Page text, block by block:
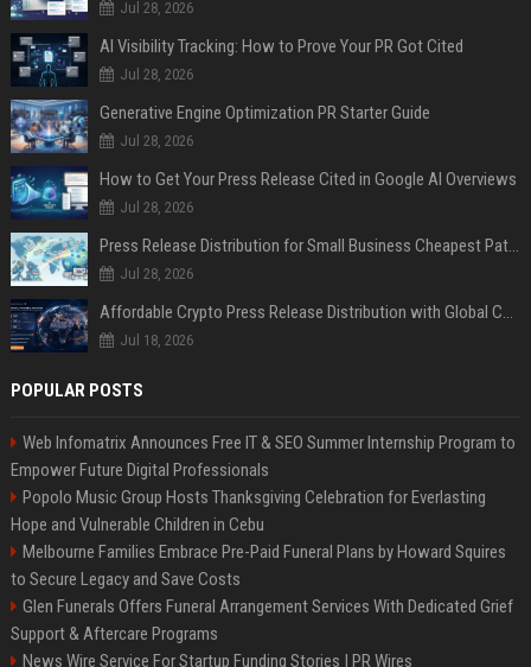
Jul 28, 2026
AI Visibility Tracking: How to Prove Your PR Got Cited
Jul 28, 2026
Generative Engine Optimization PR Starter Guide
Jul 28, 2026
How to Get Your Press Release Cited in Google AI Overviews
Jul 28, 2026
Press Release Distribution for Small Business Cheapest Path to Real Coverage
Jul 28, 2026
Affordable Crypto Press Release Distribution with Global Coverage
Jul 18, 2026
POPULAR POSTS
Web Infomatrix Announces Free IT & SEO Summer Internship Program to
Empower Future Digital Professionals
Popolo Music Group Hosts Thanksgiving Celebration for Everlasting
Hope and Vulnerable Children in Cebu
Melbourne Families Embrace Pre-Paid Funeral Plans by Howard Squires
to Secure Legacy and Save Costs
Glen Funerals Offers Funeral Arrangement Services With Dedicated Grief
Support & Aftercare Programs
News Wire Service For Startup Funding Stories | PR Wires